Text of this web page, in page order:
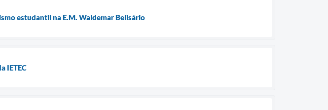
estudantil na E.M. Waldemar Belisário
IETEC